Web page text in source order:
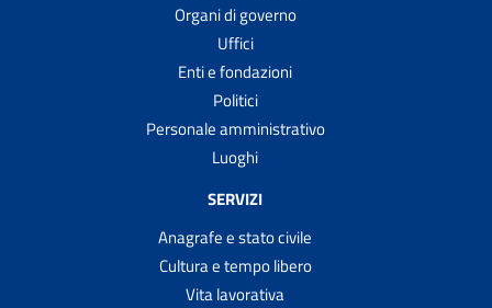
Organi di governo
Uffici
Enti e fondazioni
Politici
Personale amministrativo
Luoghi
SERVIZI
Anagrafe e stato civile
Cultura e tempo libero
Vita lavorativa